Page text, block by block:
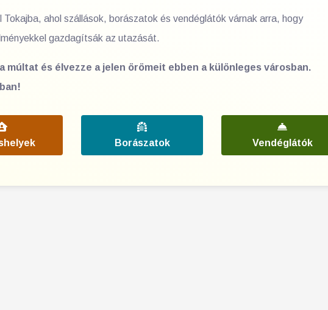
Tokajba, ahol szállások, borászatok és vendéglátók várnak arra, hogy
gazdagítsák az utazását.
múltat és élvezze a jelen örömeit ebben a különleges városban.
Borászatok Vendéglátók